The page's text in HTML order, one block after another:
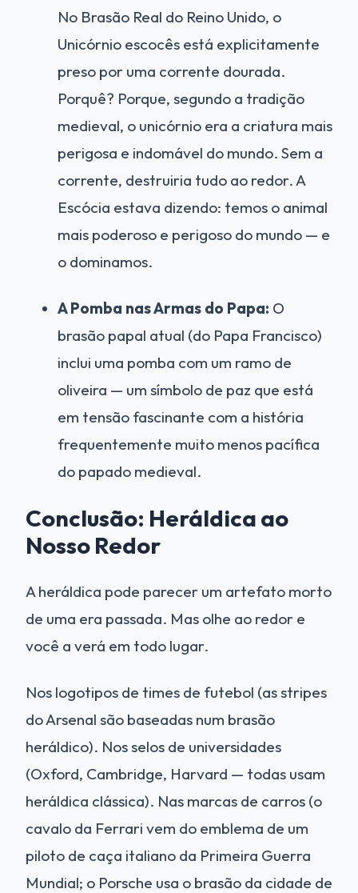
No Brasão Real do Reino Unido, o
Unicórnio escocês está explicitamente
preso por uma corrente dourada.
Porquê? Porque, segundo a tradição
medieval, o unicórnio era a criatura mais
perigosa e indomável do mundo. Sem a
corrente, destruiria tudo ao redor. A
Escócia estava dizendo: temos o animal
mais poderoso e perigoso do mundo — e
o dominamos.
A Pomba nas Armas do Papa: O
brasão papal atual (do Papa Francisco)
inclui uma pomba com um ramo de
oliveira — um símbolo de paz que está
em tensão fascinante com a história
frequentemente muito menos pacífica
do papado medieval.
Conclusão: Heráldica ao
Nosso Redor
A heráldica pode parecer um artefato morto
de uma era passada. Mas olhe ao redor e
você a verá em todo lugar.
Nos logotipos de times de futebol (as stripes
do Arsenal são baseadas num brasão
heráldico). Nos selos de universidades
(Oxford, Cambridge, Harvard — todas usam
heráldica clássica). Nas marcas de carros (o
cavalo da Ferrari vem do emblema de um
piloto de caça italiano da Primeira Guerra
Mundial; o Porsche usa o brasão da cidade de